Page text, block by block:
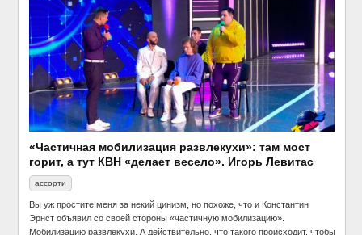
«Частичная мобилизация развлекухи»: там мост
горит, а тут КВН «делает весело». Игорь Левитас
ассорти
Вы уж простите меня за некий цинизм, но похоже, что и Константин
Эрнст объявил со своей стороны «частичную мобилизацию».
Мобилизацию развлекухи. А действительно, что такого происходит, чтобы